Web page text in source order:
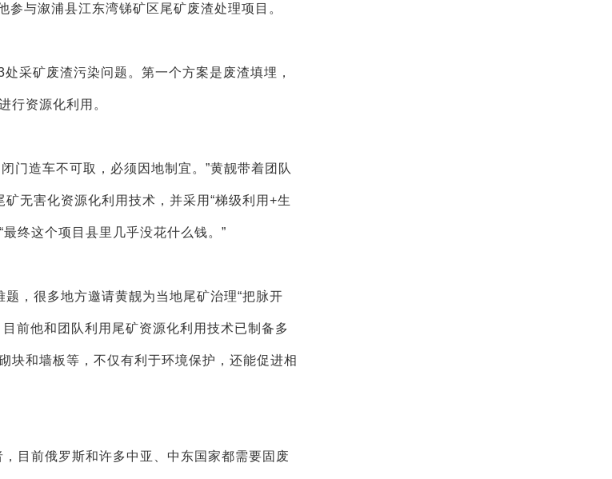
与溆浦县江东湾锑矿区尾矿废渣处理项目。
采矿废渣污染问题。第一个方案是废渣填埋，
行资源化利用。
门造车不可取，必须因地制宜。”黄靓带着团队
无害化资源化利用技术，并采用“梯级利用+生
终这个项目县里几乎没花什么钱。”
，很多地方邀请黄靓为当地尾矿治理“把脉开
前他和团队利用尾矿资源化利用技术已制备多
块和墙板等，不仅有利于环境保护，还能促进相
目前俄罗斯和许多中亚、中东国家都需要固废